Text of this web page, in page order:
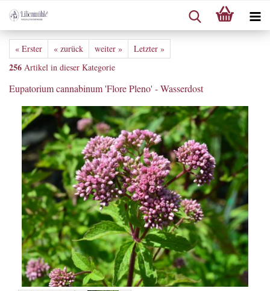
« Erster « zurück weiter » Letzter »
256 Artikel in dieser Kategorie
Eupatorium cannabinum 'Flore Pleno' - Wasserdost